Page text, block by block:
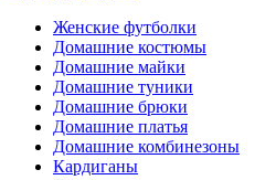
Женские футболки
Домашние костюмы
Домашние майки
Домашние туники
Домашние брюки
Домашние платья
Домашние комбинезоны
Кардиганы